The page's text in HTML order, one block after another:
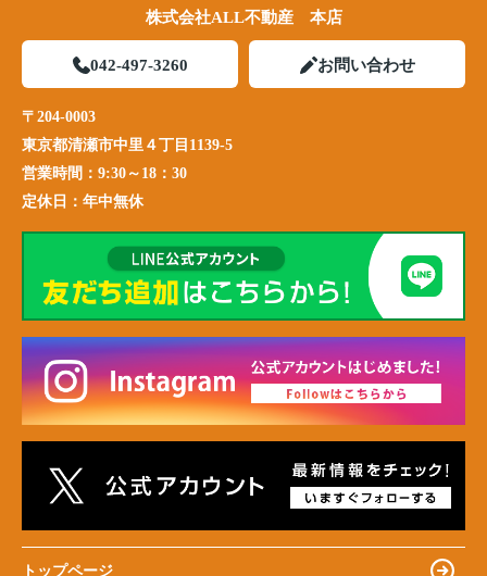
株式会社ALL不動産 本店
042-497-3260 お問い合わせ
〒204-0003
東京都清瀬市中里４丁目1139-5
営業時間： 9:30～18：30
定休日： 年中無休
トップページ